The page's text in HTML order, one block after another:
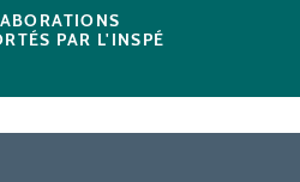
PAR L'INSPÉ